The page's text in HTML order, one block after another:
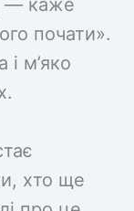
— каже
почати».
і м’яко
хто ще